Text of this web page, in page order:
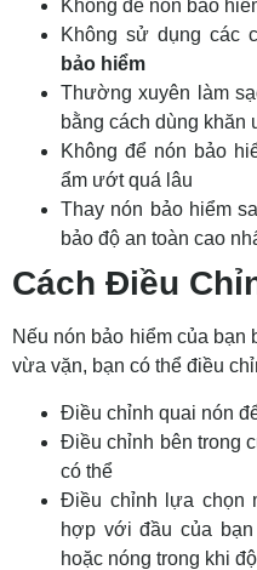
Không để nón bảo
Không sử dụng các
bảo hiểm
Thường xuyên làm
bằng cách dùng khăn
Không để nón bảo
ẩm ướt quá lâu
Thay nón bảo hiểm
bảo độ an toàn cao
Cách Điều
Nếu nón bảo hiểm của bạn
vừa vặn, bạn có thể điều
Điều chỉnh quai nón
Điều chỉnh bên trong
có thể
Điều chỉnh lựa chọn
hợp với đầu của
hoặc nóng trong khi